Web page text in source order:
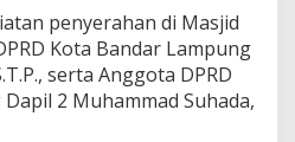
k
a
t
penyerahan di Masjid
Kota Bandar Lampung
serta Anggota DPRD
2 Muhammad Suhada,